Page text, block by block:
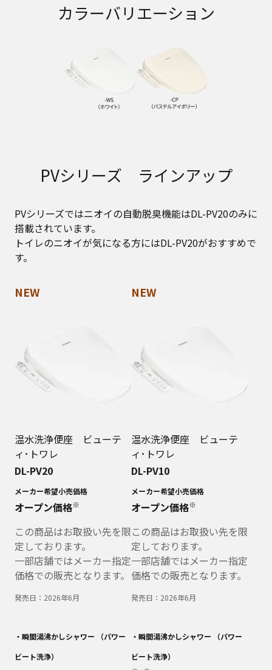
カラーバリエーション
PVシリーズ ラインアップ
PVシリーズではニオイの自動脱臭機能はDL-PV20のみに
搭載されています。
トイレのニオイが気になる方にはDL-PV20がおすすめで
す。
NEW
温水洗浄便座 ビューテ
ィ･トワレ
DL-PV20
メーカー希望小売価格
オープン価格※
この商品はお取扱い先を限
定しております。
一部店舗ではメーカー指定
価格での販売となります。
発売日： 2026年6月
・瞬間湯沸かしシャワー （パワー
ビート洗浄）
NEW
温水洗浄便座 ビューテ
ィ･トワレ
DL-PV10
メーカー希望小売価格
オープン価格※
この商品はお取扱い先を限
定しております。
一部店舗ではメーカー指定
価格での販売となります。
発売日： 2026年6月
・瞬間湯沸かしシャワー （パワー
ビート洗浄）